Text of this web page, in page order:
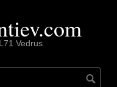
Vedrus